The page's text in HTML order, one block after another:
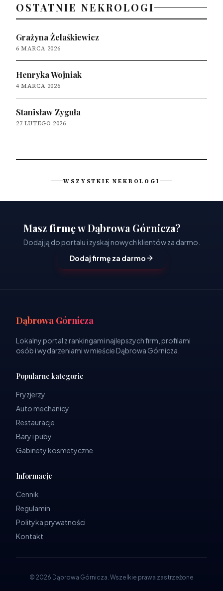
OSTATNIE NEKROLOGI
Grażyna Żelaśkiewicz
6 MARCA 2026
Henryka Wojniak
4 MARCA 2026
Stanisław Zyguła
27 LUTEGO 2026
WSZYSTKIE NEKROLOGI
Masz firmę w Dąbrowa Górnicza?
Dodaj ją do portalu i zyskaj nowych klientów za darmo.
Dodaj firmę za darmo
Dąbrowa Górnicza
Lokalny portal z rankingami najlepszych firm, profilami
osób i wydarzeniami w mieście Dąbrowa Górnicza.
Popularne kategorie
Fryzjerzy
Auto mechanicy
Restauracje
Bary i puby
Gabinety kosmetyczne
Informacje
Cennik
Regulamin
Polityka prywatności
Kontakt
© 2026 Dąbrowa Górnicza. Wszelkie prawa zastrzeżone